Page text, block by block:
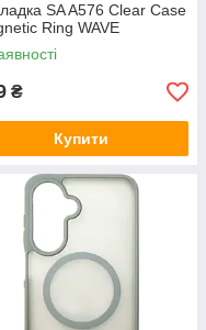
SA A576 Clear Case
Ring WAVE
₴
Купити